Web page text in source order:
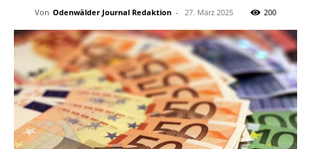
Von Odenwälder Journal Redaktion - 27. März 2025 200